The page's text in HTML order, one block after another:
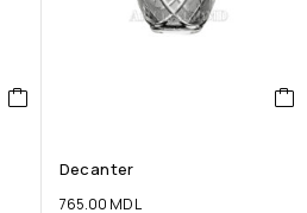
Decanter
765.00 MDL